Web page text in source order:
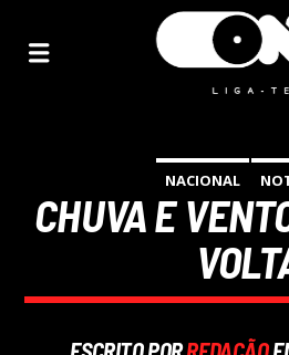
ON FM
LIGA-TE
NACIONAL
CHUVA E